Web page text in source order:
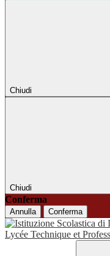
Chiudi
Chiudi
Conferma
Annulla Conferma